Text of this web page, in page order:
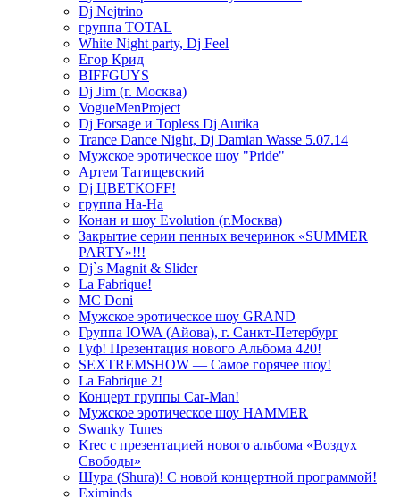
Dj Nejtrino
группа TOTAL
White Night party, Dj Feel
Егор Крид
BIFFGUYS
Dj Jim (г. Москва)
VogueMenProject
Dj Forsage и Topless Dj Aurika
Trance Dance Night, Dj Damian Wasse 5.07.14
Мужское эротическое шоу "Pride"
Артем Татищевский
Dj ЦВЕТКOFF!
группа На-На
Конан и шоу Evolution (г.Москва)
Закрытие серии пенных вечеринок «SUMMER
PARTY»!!!
Dj`s Magnit & Slider
La Fabrique!
MC Doni
Мужское эротическое шоу GRAND
Группа IOWA (Айова), г. Санкт-Петербург
Гуф! Презентация нового Альбома 420!
SEXTREMSHOW — Самое горячее шоу!
La Fabrique 2!
Концерт группы Car-Man!
Мужское эротическое шоу HAMMER
Swanky Tunes
Krec с презентацией нового альбома «Воздух
Свободы»
Шура (Shura)! С новой концертной программой!
Eximinds